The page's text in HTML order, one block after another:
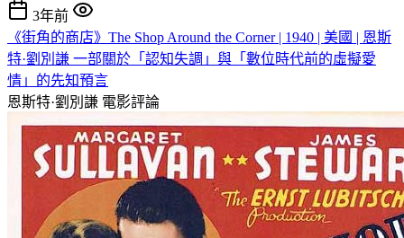
3年前
《街角的商店》The Shop Around the Corner | 1940 | 美國 | 恩斯
特·劉別謙 一部關於「認知失調」與「數位時代前的虛擬愛
情」的先知預言
恩斯特·劉別謙 電影評論